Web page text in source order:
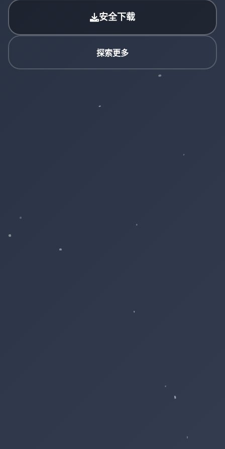
安全下载
探索更多